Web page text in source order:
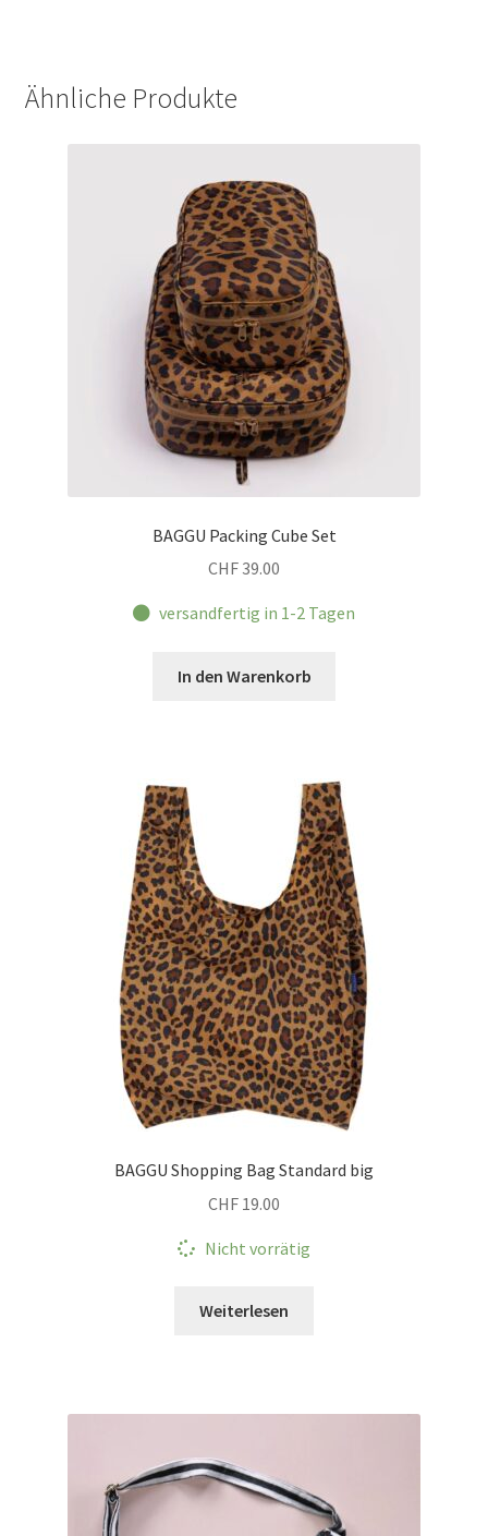
Ähnliche Produkte
BAGGU Packing Cube Set
CHF39.00
versandfertig in 1-2 Tagen
In den Warenkorb
BAGGU Shopping Bag Standard big
CHF 19.00
Nicht vorrätig
Weiterlesen